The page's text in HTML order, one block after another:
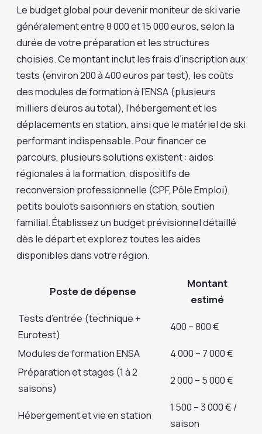
Le budget global pour devenir moniteur de ski varie
généralement entre 8 000 et 15 000 euros, selon la
durée de votre préparation et les structures
choisies. Ce montant inclut les frais d’inscription aux
tests (environ 200 à 400 euros par test), les coûts
des modules de formation à l’ENSA (plusieurs
milliers d’euros au total), l’hébergement et les
déplacements en station, ainsi que le matériel de ski
performant indispensable. Pour financer ce
parcours, plusieurs solutions existent : aides
régionales à la formation, dispositifs de
reconversion professionnelle (CPF, Pôle Emploi),
petits boulots saisonniers en station, soutien
familial. Établissez un budget prévisionnel détaillé
dès le départ et explorez toutes les aides
disponibles dans votre région.
Poste de dépense
Montant
estimé
Tests d’entrée (technique +
Eurotest)
400 – 800 €
Modules de formation ENSA
4 000 – 7 000 €
Préparation et stages (1 à 2
saisons)
2 000 – 5 000 €
Hébergement et vie en station
1 500 – 3 000 € /
saison